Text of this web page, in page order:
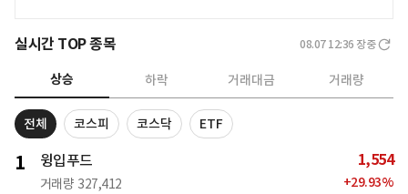
실시간 TOP 종목 08.07 12:36 장중
상승 하락 거래대금 거래량
전체 코스피 코스닥 ETF
1 윙입푸드
거래량 327,412
1,554
+29.93%